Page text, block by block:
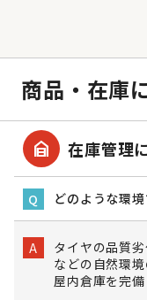
商品・在庫
garage_home 在庫管理
Q どのような環
A
タイヤの品質
などの自然環
屋内倉庫を完備